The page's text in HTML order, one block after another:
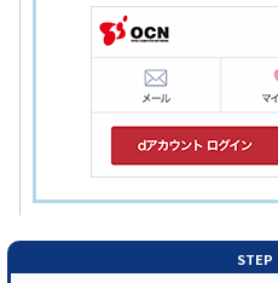
STEP